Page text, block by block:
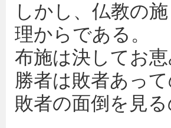
しかし、仏教の
理からである。
布施は決してお
勝者は敗者あっ
敗者の面倒を見